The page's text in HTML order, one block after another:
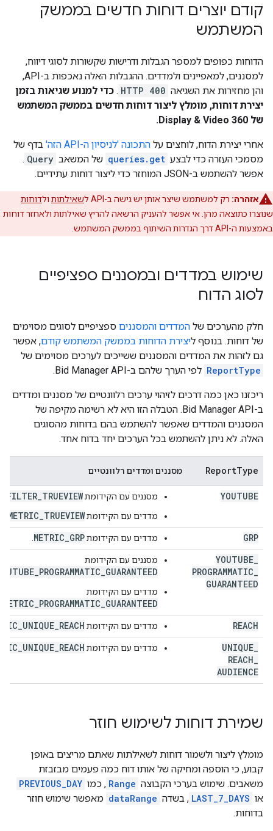
קודם יוצרים דוחות חדשים בממשק
המשתמש
הדוחות כפופים למספר הגבלות ודרישות שקשורות לסוגי דיווח,
למסננים, למאפיינים ולמדדים. ההגבלות האלה נאכפות ב-API,
והן מחזירות את השגיאה HTTP 400
. כדי למנוע שגיאות בזמן
יצירת דוחות, מומלץ ליצור דוחות חדשים בממשק המשתמש
של Display & Video 360.
אחרי יצירת הדוח, לוחצים על התכונה 'לניסיון ה-API הזה'
בדף של
מסמכי העזרה כדי לבצע queries.get של המשאב Query
.
אפשר להשתמש ב-JSON המוחזר כדי ליצור דוחות עתידיים.
אזהרה: רק למשתמש שיצר אותן יש גישה ב-API ל שאילתות ולדוחות
שנוצרו כתוצאה מהן. אי אפשר להעניק הרשאה להריץ שאילתות ולאחזר דוחות
באמצעות ה-API דרך הגדרות השיתוף בממשק המשתמש.
שימוש במדדים ובמסננים ספציפיים
לסוג הדוח
חלק מהערכים של המדדים והמסננים ספציפיים לסוגים מסוימים
של דוחות. בנוסף ליצירת הדוחות בממשק המשתמש קודם, אפשר
גם לזהות את המדדים והמסננים ששייכים לערכים מסוימים של
ReportType לפי הערך שלהם ב-Bid Manager API.
ריכזנו כאן כמה דרכים לזיהוי ערכים רלוונטיים של מסננים ומדדים
ב-Bid Manager API. הטבלה הזו היא לא רשימה מקיפה של
המסננים והמדדים שאפשר להשתמש בהם בדוחות מהסוגים
האלה. לא ניתן להשתמש בכל הערכים יחד בדוח אחד.
ReportType מסננים ומדדים רלוונטיים
YOUTUBE מסננים עם הקידומתFILTER_TRUEVIEW
מדדים עם הקידומתMETRIC_TRUEVIEW
GRP מדדים עם הקידומתMETRIC_GRP
YOUTUBE
PROGRAMMATIC
GUARANTEED
מסננים עם הקידומת
מדדים עם הקידומת
METRIC_PROGRAMMATIC_GUARANTEED
REACH מדדים עם הקידומת
UNIQUE
REACH
AUDIENCE
מדדים עם הקידומת
שמירת דוחות לשימוש חוזר
מומלץ ליצור ולשמור דוחות לשאילתות שאתם מריצים באופן
קבוע, כי הוספה ומחיקה של אותו דוח כמה פעמים מבזבזת
משאבים. שימוש בערכי הקבוצה Range , כמו PREVIOUS_DAY
או LAST_7_DAYS , בשדה dataRange מאפשר שימוש חוזר
בדוחות.